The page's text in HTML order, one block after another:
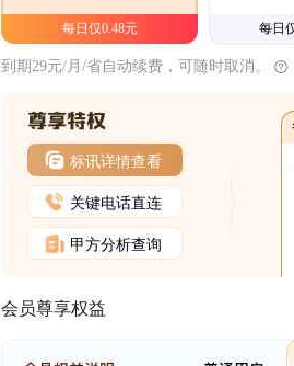
每日仅0.48元 每日
到期29元/月/省自动续费，可随时取消。
标讯详情查看
关键电话直连
甲方分析查询
会员尊享权益